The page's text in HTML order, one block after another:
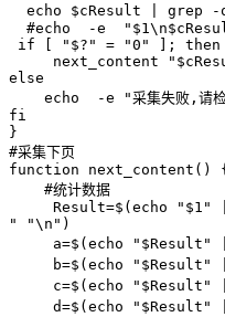
echo $cResult | grep -
#echo  -e
if [ "$?" = "0" ]; then
next_content
else
echo  -e "采集失败,请检
fi
}
#采集下页
function next_content()
#统计数据
Result=$(echo "$1"
" "\n")
a=$(echo "$Result" |
b=$(echo "$Result" |
c=$(echo "$Result" |
d=$(echo "$Result" |